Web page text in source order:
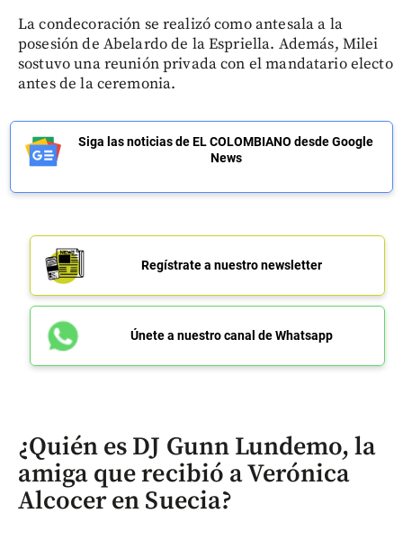
La condecoración se realizó como antesala a la
posesión de Abelardo de la Espriella. Además, Milei
sostuvo una reunión privada con el mandatario electo
antes de la ceremonia.
Siga las noticias de EL COLOMBIANO desde Google
News
Regístrate a nuestro newsletter
Únete a nuestro canal de Whatsapp
¿Quién es DJ Gunn Lundemo, la
amiga que recibió a Verónica
Alcocer en Suecia?